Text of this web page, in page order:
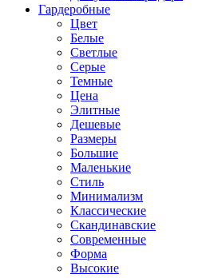
Гардеробные
Цвет
Белые
Светлые
Серые
Темные
Цена
Элитные
Дешевые
Размеры
Большие
Маленькие
Стиль
Минимализм
Классические
Скандинавские
Современные
Форма
Высокие